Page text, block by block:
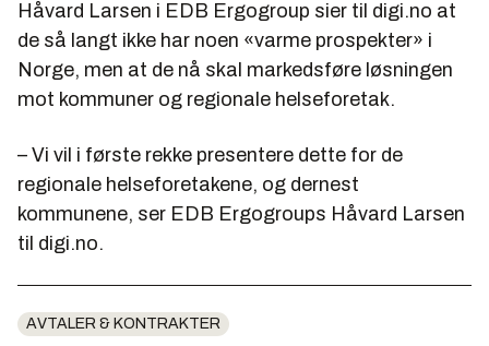
Håvard Larsen i EDB Ergogroup sier til digi.no at
de så langt ikke har noen «varme prospekter» i
Norge, men at de nå skal markedsføre løsningen
mot kommuner og regionale helseforetak.
– Vi vil i første rekke presentere dette for de
regionale helseforetakene, og dernest
kommunene, ser EDB Ergogroups Håvard Larsen
til digi.no.
AVTALER & KONTRAKTER